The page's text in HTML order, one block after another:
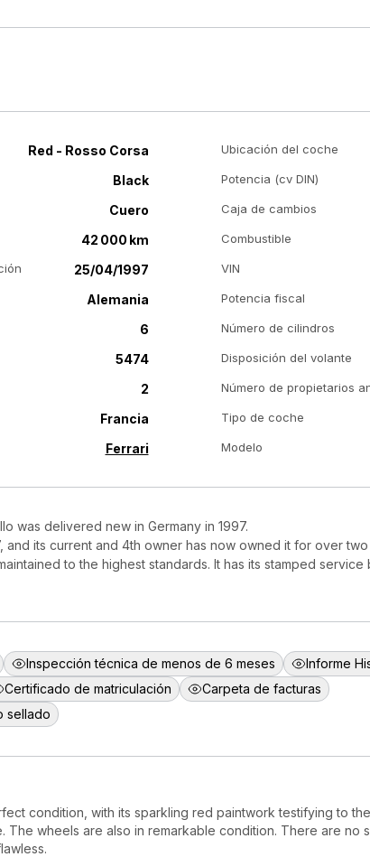
Red - Rosso Corsa Ubicación del coche
Black Potencia (cv DIN)
Cuero Caja de cambios
42 000 km Combustible
25/04/1997 VIN
Alemania Potencia fiscal
6 Número de cilindros
5474 Disposición del volante
2 Número de propietarios
Francia Tipo de coche
Ferrari Modelo
was delivered new in Germany in 1997.
and its current and 4th owner has now owned it for over two
to the highest standards. It has its stamped
Inspección técnica de menos de 6 meses
Informe
Certificado de matriculación
Carpeta de facturas
sellado
condition, with its sparkling red paintwork testifying to
The wheels are also in remarkable condition. There are no